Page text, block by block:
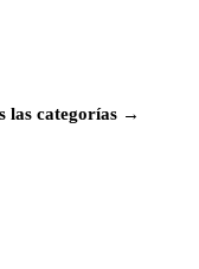
las categorías →